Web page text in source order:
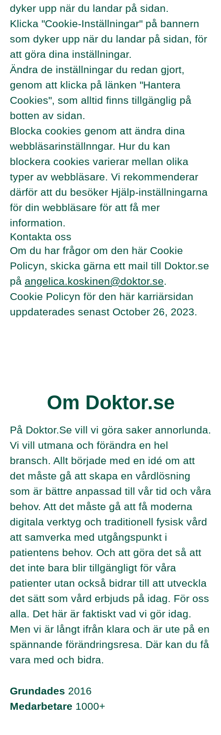
dyker upp när du landar på sidan.
Klicka "Cookie-Inställningar" på bannern
som dyker upp när du landar på sidan, för
att göra dina inställningar.
Ändra de inställningar du redan gjort,
genom att klicka på länken "Hantera
Cookies", som alltid finns tillgänglig på
botten av sidan.
Blocka cookies genom att ändra dina
webbläsarinställnngar. Hur du kan
blockera cookies varierar mellan olika
typer av webbläsare. Vi rekommenderar
därför att du besöker Hjälp-inställningarna
för din webbläsare för att få mer
information.
Kontakta oss
Om du har frågor om den här Cookie
Policyn, skicka gärna ett mail till Doktor.se
på angelica.koskinen@doktor.se.
Cookie Policyn för den här karriärsidan
uppdaterades senast October 26, 2023.
Om Doktor.se
På Doktor.Se vill vi göra saker annorlunda.
Vi vill utmana och förändra en hel
bransch. Allt började med en idé om att
det måste gå att skapa en vårdlösning
som är bättre anpassad till vår tid och våra
behov. Att det måste gå att få moderna
digitala verktyg och traditionell fysisk vård
att samverka med utgångspunkt i
patientens behov. Och att göra det så att
det inte bara blir tillgängligt för våra
patienter utan också bidrar till att utveckla
det sätt som vård erbjuds på idag. För oss
alla. Det här är faktiskt vad vi gör idag.
Men vi är långt ifrån klara och är ute på en
spännande förändringsresa. Där kan du få
vara med och bidra.
Grundades 2016
Medarbetare 1000+